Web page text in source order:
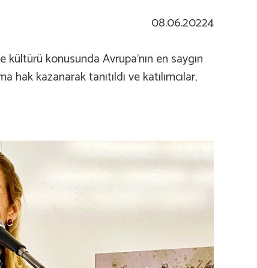
08.06.20224
konusunda Avrupa’nın en saygın
kazanarak tanıtıldı ve katılımcılar,